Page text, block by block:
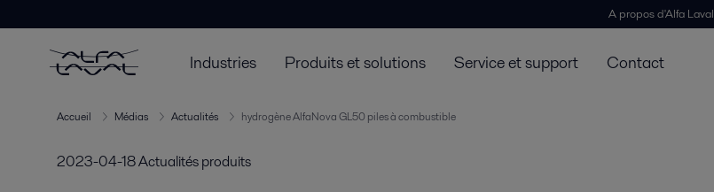
A propos d'Alfa Laval
Industries Produits et solutions Service et support Contact
Accueil Médias Actualités hydrogène AlfaNova GL50 piles à combustible
2023-04-18Actualités produits